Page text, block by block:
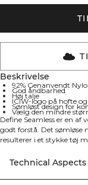
Beskrivelse
92% Genanvendt
God åndbarhed
Høj talje
ICIW-logo på hofte
Sømløst design for
Vælg den mindre
Define Seamless er en
godt forstå. Det sømløse
resulterer i et stykke tøj
foretrukne kollektion af
Seamless Tights har,
prikdetaljer i stoffet for at
Technical Aspects